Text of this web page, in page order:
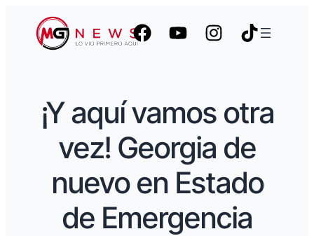
¡Y aquí vamos otra
vez! Georgia de
nuevo en Estado
de Emergencia